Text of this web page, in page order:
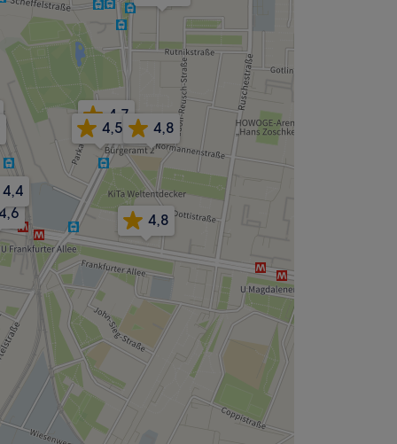
4,7
4,5
4,4
4,8
4,8